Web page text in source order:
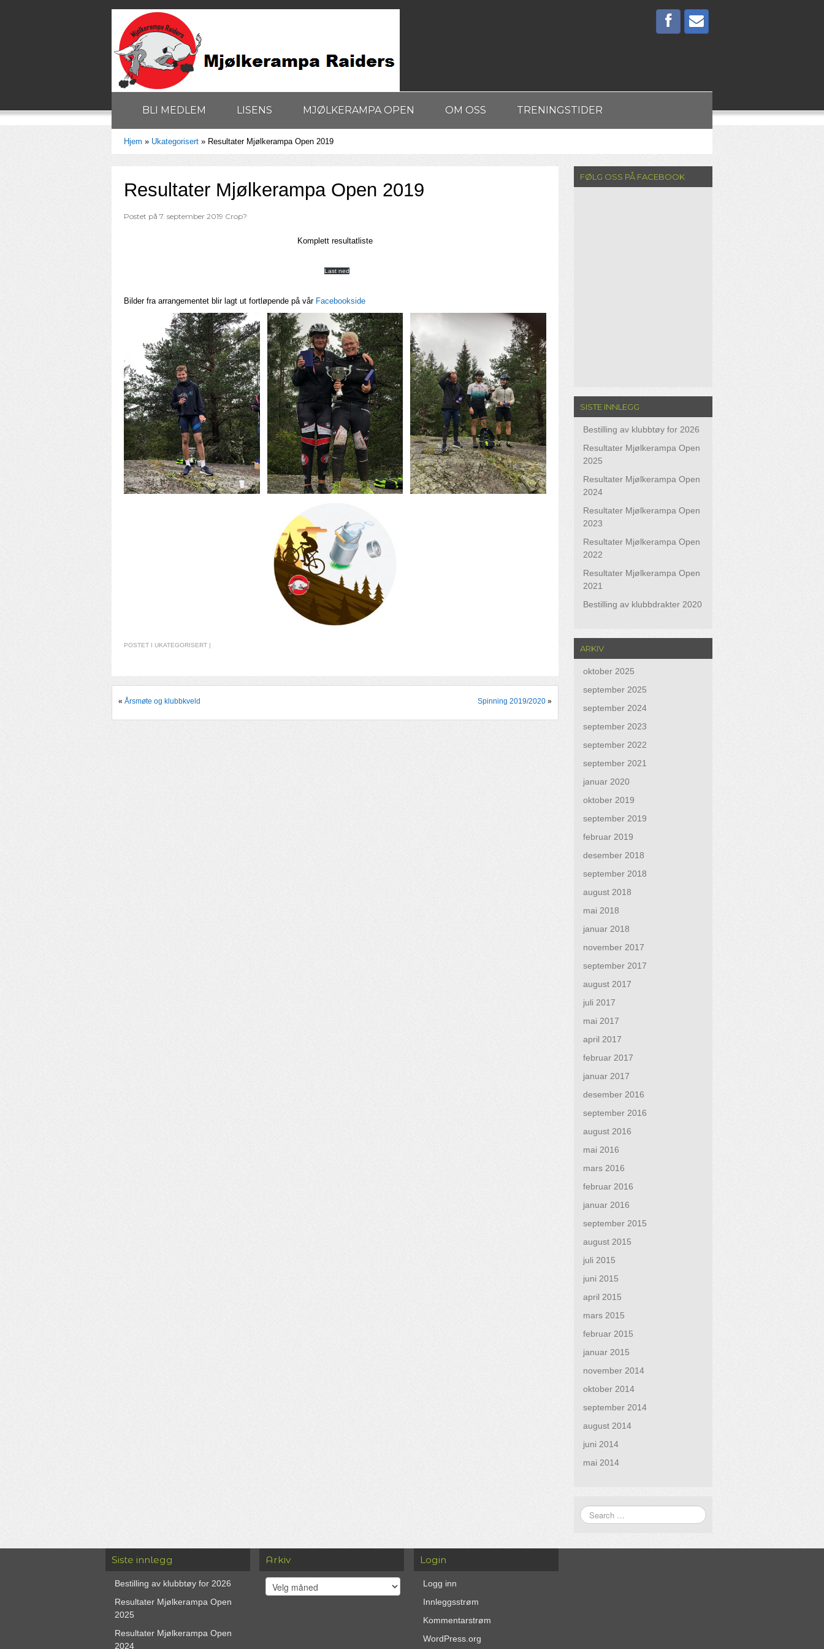
BLI MEDLEM LISENS MJØLKERAMPA OPEN OM OSS TRENINGSTIDER
Hjem » Ukategorisert » Resultater Mjølkerampa Open 2019
Resultater Mjølkerampa Open 2019
Postet på 7. september 2019 Crop?
Komplett resultatliste
Last ned
Bilder fra arrangementet blir lagt ut fortløpende på vår Facebookside
POSTET I UKATEGORISERT
« Årsmøte og klubbkveld Spinning 2019/2020»
FØLG OSS PÅ FACEBOOK
SISTE INNLEGG
Bestilling av klubbtøy for 2026
Resultater Mjølkerampa Open
2025
Resultater Mjølkerampa Open
2024
Resultater Mjølkerampa Open
2023
Resultater Mjølkerampa Open
2022
Resultater Mjølkerampa Open
2021
Bestilling av klubbdrakter 2020
ARKIV
oktober 2025
september 2025
september 2024
september 2023
september 2022
september 2021
januar 2020
oktober 2019
september 2019
februar 2019
desember 2018
september 2018
august 2018
mai 2018
januar 2018
november 2017
september 2017
august 2017
juli 2017
mai 2017
april 2017
februar 2017
januar 2017
desember 2016
september 2016
august 2016
mai 2016
mars 2016
februar 2016
januar 2016
september 2015
august 2015
juli 2015
juni 2015
april 2015
mars 2015
februar 2015
januar 2015
november 2014
oktober 2014
september 2014
august 2014
juni 2014
mai 2014
Siste innlegg
Bestilling av klubbtøy for 2026
Resultater Mjølkerampa Open
2025
Resultater Mjølkerampa Open
2024
Arkiv
Arkiv
Login
Logg inn
Innleggsstrøm
Kommentarstrøm
WordPress.org